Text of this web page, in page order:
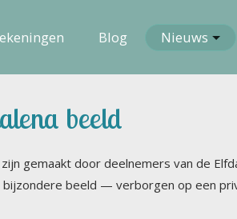
Blog Nieuws
beeld
gemaakt door deelnemers van de
bijzondere beeld — verborgen op een